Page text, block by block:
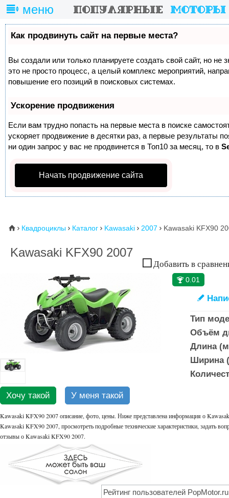
меню
Как продвинуть сайт на первые места?
Вы создали или только планируете создать свой сайт, но не
это не просто процесс, а целый комплекс мероприятий,
повышение его позиций в поисковых системах.
Ускорение продвижения
Если вам трудно попасть на первые места в поиске
ускоряет продвижение в десятки раз, а первые результаты
ни один запрос у вас не продвинется в Топ10 за месяц, то в
Начать продвижение сайта
⌂  Квадроциклы  Каталог  Kawasaki  2007  Kawasaki KFX90
Kawasaki KFX90 2007
Добавить в
Хочу такой У меня такой
🏆 0.01
✎
Тип
Объём
Длина
Ширина
Kawasaki KFX90 2007 описание, фото, цены. Ниже представлена информация о
Kawasaki KFX90 2007, просмотреть подробные технические характеристики, задать
отзывы о Kawasaki KFX90 2007.
Рейтинг пользователей PopMotor.ru